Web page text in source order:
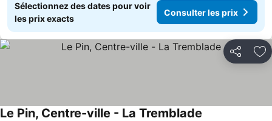
Sélectionnez des dates pour voir
les prix exacts
Consulter les prix
Partager
Le Pin, Centre-ville - La Tremblade